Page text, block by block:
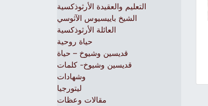
التعليم والعقيدة الأرثوذكسية
الشيخ باييسيوس الآثوسي
العائلة الأرثوذكسية
حياة روحية
قديسين وشيوخ – حياة
قديسين وشيوخ- كلمات
وشهادات
ليتورجيا
مقالات وعظات